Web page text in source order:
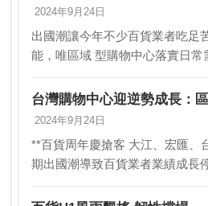
2024年9月24日
出國潮讓今年不少百貨業者吃足
能，唯區域 型購物中心落實日常
園大江、台茂，及新竹巨城，雖
月…
台灣購物中心迎逆勢成長：
2024年9月24日
**百貨周年慶搶客 大江、宏匯、
期出國潮導致百貨業者業績成長
人口紅利為動能的新莊宏匯、桃